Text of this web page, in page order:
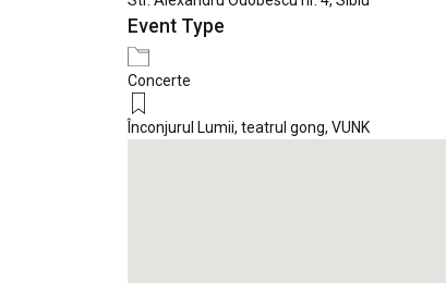
Event Type
Concerte
Înconjurul Lumii, teatrul gong, VUNK